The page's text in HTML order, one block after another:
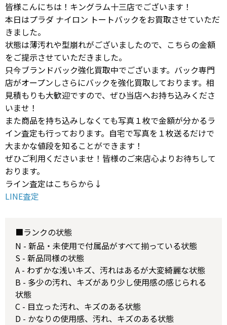
皆様こんにちは！キングラム十三店でございます！
本日はプラダ ナイロン トートバックをお買取させていただ
きました。
状態は薄汚れや型崩れがございましたので、こちらの金額
をご提示させていただきました。
只今ブランドバック強化買取中でございます。バック専門
店がオープンしさらにバックを強化買取しております。相
見積もりも大歓迎ですので、ぜひ当店へお持ち込みくださ
いませ！
また商品を持ち込みしなくても写真１枚で金額が分かるラ
イン査定も行っております。自宅で写真を１枚送るだけで
大まかな値段を知ることができます！
ぜひご利用くださいませ！皆様のご来店心よりお待ちして
おります。
ライン査定はこちらから↓
LINE査定
■ランクの状態
N - 新品・未使用で付属品がすべて揃っている状態
S - 新品同様の状態
A - わずかな浅いキズ、汚れはあるが大変綺麗な状態
B - 多少の汚れ、キズがあり少し使用感の感じられる
状態
C - 目立った汚れ、キズのある状態
D - かなりの使用感、汚れ、キズのある状態